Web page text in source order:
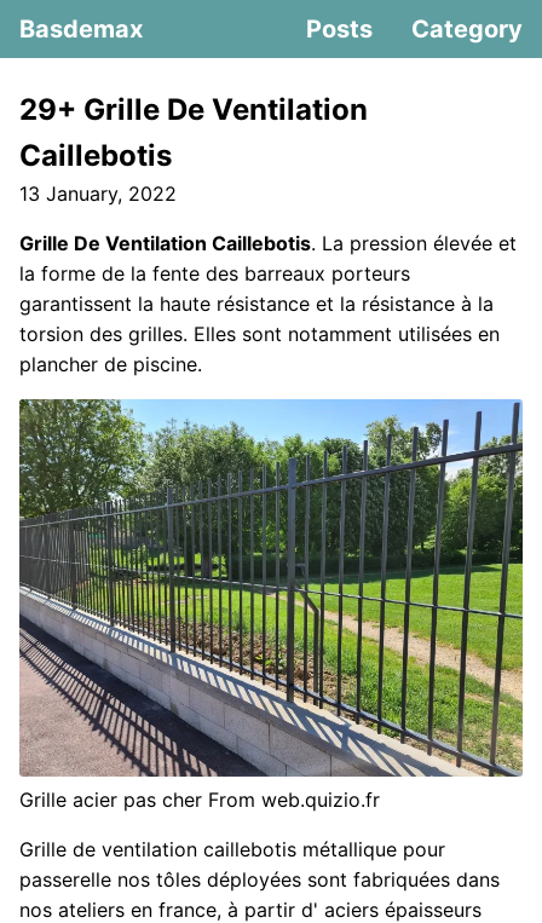
Basdemax Posts Category
29+ Grille De Ventilation
Caillebotis
13 January, 2022
Grille De Ventilation Caillebotis. La pression élevée et
la forme de la fente des barreaux porteurs
garantissent la haute résistance et la résistance à la
torsion des grilles. Elles sont notamment utilisées en
plancher de piscine.
Grille acier pas cher From web.quizio.fr
Grille de ventilation caillebotis métallique pour
passerelle nos tôles déployées sont fabriquées dans
nos ateliers en france, à partir d' aciers épaisseurs